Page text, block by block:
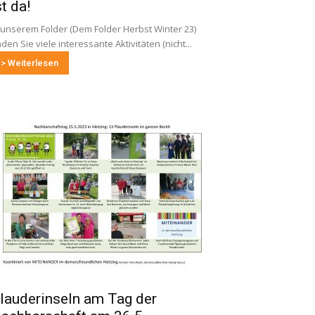
da!
Folder (Dem Folder Herbst Winter 23)
Sie viele interessante Aktivitäten (nicht...
> Weiterlesen
am Tag der